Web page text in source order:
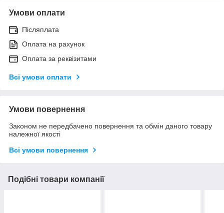
Умови оплати
Післяплата
Оплата на рахунок
Оплата за реквізитами
Всі умови оплати
Умови повернення
Законом не передбачено повернення та обмін даного товару
належної якості
Всі умови повернення
Подібні товари компанії